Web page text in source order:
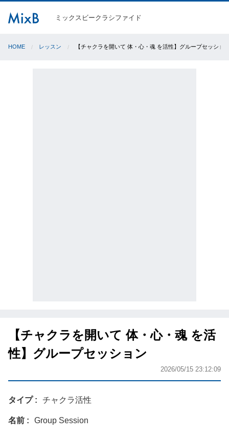
ミックスビークラシファイド
HOME レッスン 【チャクラを開いて 体・心・魂 を活性】グループセッショ
【チャクラを開いて 体・心・魂 を活
性】グループセッション
2026/05/15 23:12:09
タイプ チャクラ活性
名前 Group Session